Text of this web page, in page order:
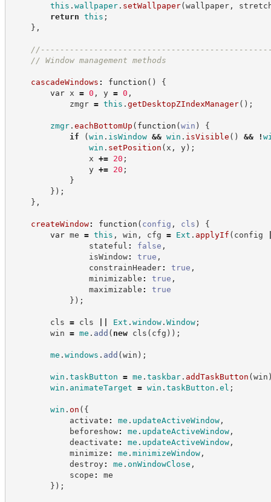
this . wallpaper. setWallpaper(wallpaper,
return this ;
} ,
//
// Window management methods
cascadeWindows : function ( )
{
var x = 0 , y = 0 ,
zmgr = this . getDesktopZIndexManager( ) ;
zmgr. eachBottomUp ( function (win )
{
if
(win . isWindow && win . isVisible ( ) && !
win . setPosition ( x , y) ;
x += 20 ;
y += 20 ;
}
} ) ;
} ,
createWindow: function ( config , cls )
{
var me = this , win , cfg = Ext . applyIf ( config
stateful : false ,
isWindow: true ,
constrainHeader: true ,
minimizable : true ,
maximizable :
true
} ) ;
cls = cls Ext . window. Window;
win = me . add ( new cls ( cfg ) ) ;
me . windows . add (win ) ;
win . taskButton = me . taskbar. addTaskButton (win
win . animateTarget = win . taskButton . el ;
win . on ( {
activate : me . updateActiveWindow,
beforeshow: me . updateActiveWindow,
deactivate : me . updateActiveWindow,
minimize : me . minimizeWindow,
destroy: me . onWindowClose ,
scope :
me
} ) ;